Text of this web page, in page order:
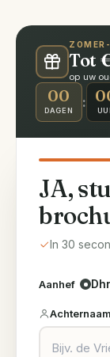
Tot
op uw
00
DAGEN
:
JA,
In 30
Aanhef
Achternaam